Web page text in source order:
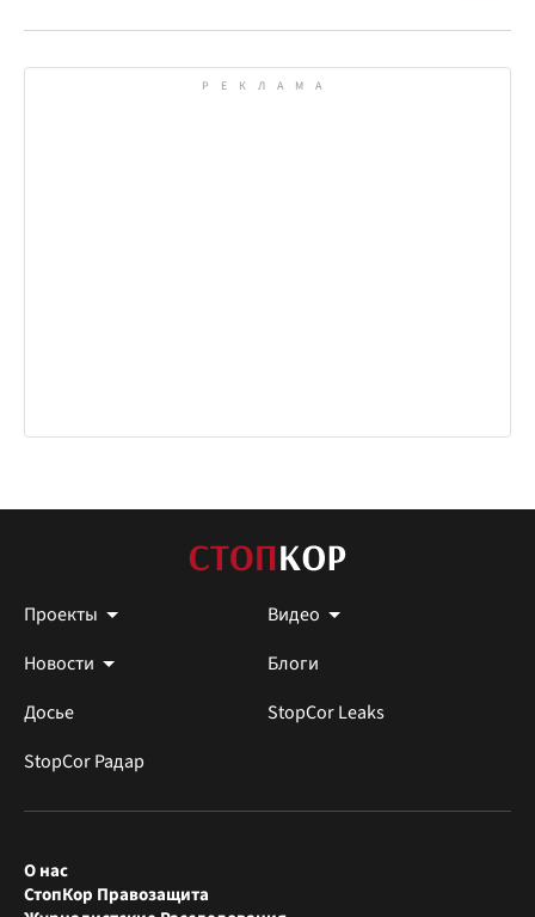
Проекты
Видео
Новости
Блоги
Досье
StopCor Leaks
StopCor Радар
О нас
СтопКор Правозащита